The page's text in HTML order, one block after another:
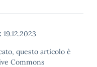
19.12.2023
questo articolo è
Commons